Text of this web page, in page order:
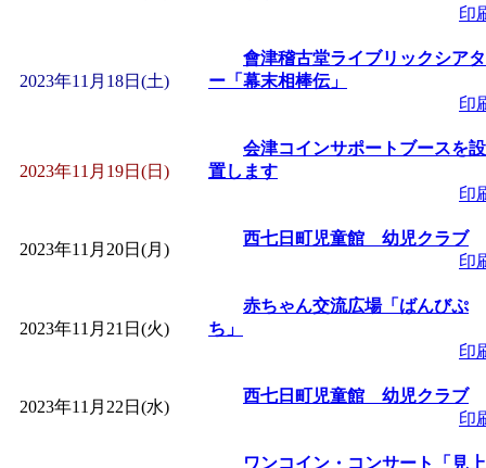
印
2023年11月18日(土)
會津稽古堂ライブリックシアタ
ー「幕末相棒伝」
印
2023年11月19日(日)
会津コインサポートブースを設
置します
印
2023年11月20日(月)
西七日町児童館 幼児クラブ
印
2023年11月21日(火)
赤ちゃん交流広場「ばんびぷ
ち」
印
2023年11月22日(水)
西七日町児童館 幼児クラブ
印
ワンコイン・コンサート「見上